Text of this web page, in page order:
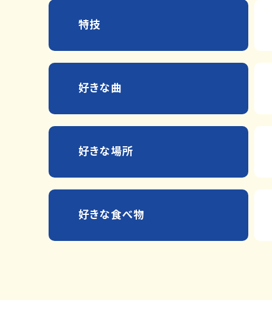
特技
好きな曲
好きな場所
好きな食べ物